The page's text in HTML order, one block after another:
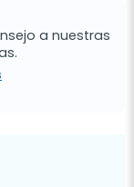
a nuestras